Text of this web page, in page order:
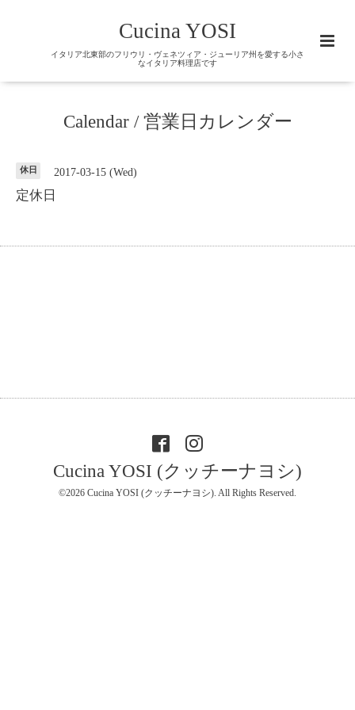
Cucina YOSI
イタリア北東部のフリウリ・ヴェネツィア・ジューリア州を愛する小さ
なイタリア料理店です
Calendar / 営業日カレンダー
休日 2017-03-15 (Wed)
定休日
Cucina YOSI (クッチーナヨシ)
©2026 Cucina YOSI (クッチーナヨシ). All Rights Reserved.